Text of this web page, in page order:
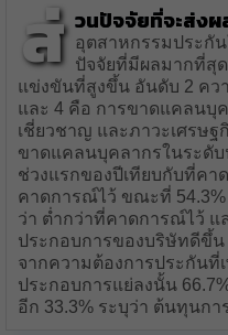
ส่ วนปัจจัยที่จะส่งผ
อุตสาหกรรมประกั
ปัจจัยที่มีผลมากที่สุ
แข่งขันที่สูงขึ้น อันดับ 2 คว
และ 4 คือ การขาดแคลนบุ
เชี่ยวชาญ และภาวะเศรษฐ
ขาดแคลนบุคลากรในระดั
ช่วงแรกของปีเทียบกับที่คา
คาดการณ์ไว้ ขณะที่ 54.3%
ว่า ต่ำกว่าที่คาดการณ์ไว้
ประกอบการของบริษัทดีขึ้น
จากความต้องการประกัน
ประกอบการแย่ลงนั้น
อีก 33.3% ระบุว่า ต้นทุนก